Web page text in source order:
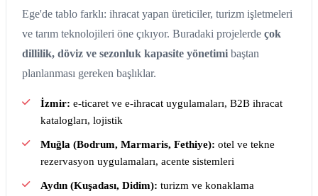
Ege'de tablo farklı: ihracat yapan üreticiler, turizm işletmeleri
ve tarım teknolojileri öne çıkıyor. Buradaki projelerde çok
dillilik, döviz ve sezonluk kapasite yönetimi baştan
planlanması gereken başlıklar.
İzmir: e-ticaret ve e-ihracat uygulamaları, B2B ihracat
katalogları, lojistik
Muğla (Bodrum, Marmaris, Fethiye): otel ve tekne
rezervasyon uygulamaları, acente sistemleri
Aydın (Kuşadası, Didim): turizm ve konaklama